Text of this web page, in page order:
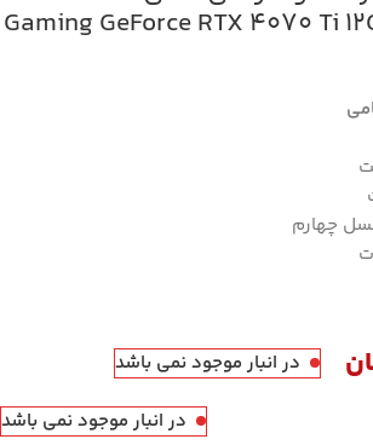
Gaming GeForce RTX 4070 Ti
در انبار موجود نمی باشد
در انبار موجود نمی باشد